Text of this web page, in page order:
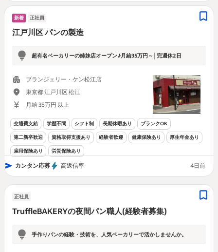
新着 正社員
江戸川区 パンの製造
超有名ベーカリーの姉妹店オープン♪月給35万円～│完週休2日
ブランジェリー・ケン松江店
東京都 江戸川区 松江
月給 35万円 以上
交通費支給 学歴不問 シフト制 長期休暇あり ブランクOK
第二新卒歓迎 資格取得支援あり 経験者歓迎 健康保険あり 厚生年金あり
雇用保険あり 労災保険あり
カンタン応募 高返信率 4日前
正社員
TruffleBAKERYの夜間パン職人(経験者募集)
手作りパンの経験・技術を、人気ベーカリーで活かしませんか。